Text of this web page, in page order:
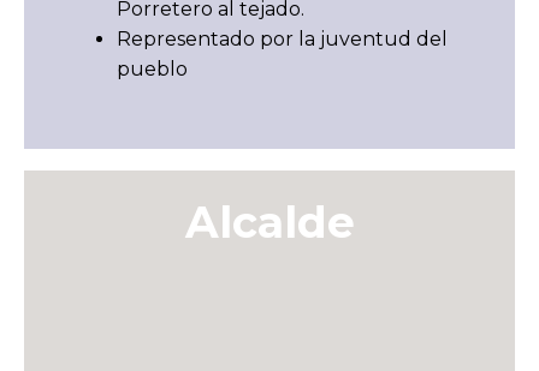
Porretero al tejado.
Representado por la juventud del
pueblo
Alcalde